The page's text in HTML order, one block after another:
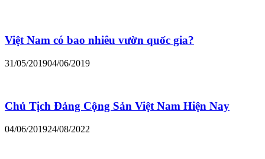
Việt Nam có bao nhiêu vườn quốc gia?
31/05/201904/06/2019
Chủ Tịch Đảng Cộng Sản Việt Nam Hiện Nay
04/06/201924/08/2022